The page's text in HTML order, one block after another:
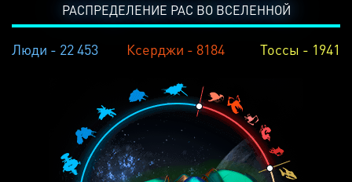
РАСПРЕДЕЛЕНИЕ РАС ВО ВСЕЛЕННОЙ
Люди - 22 453 Ксерджи - 8184 Тоссы - 1941